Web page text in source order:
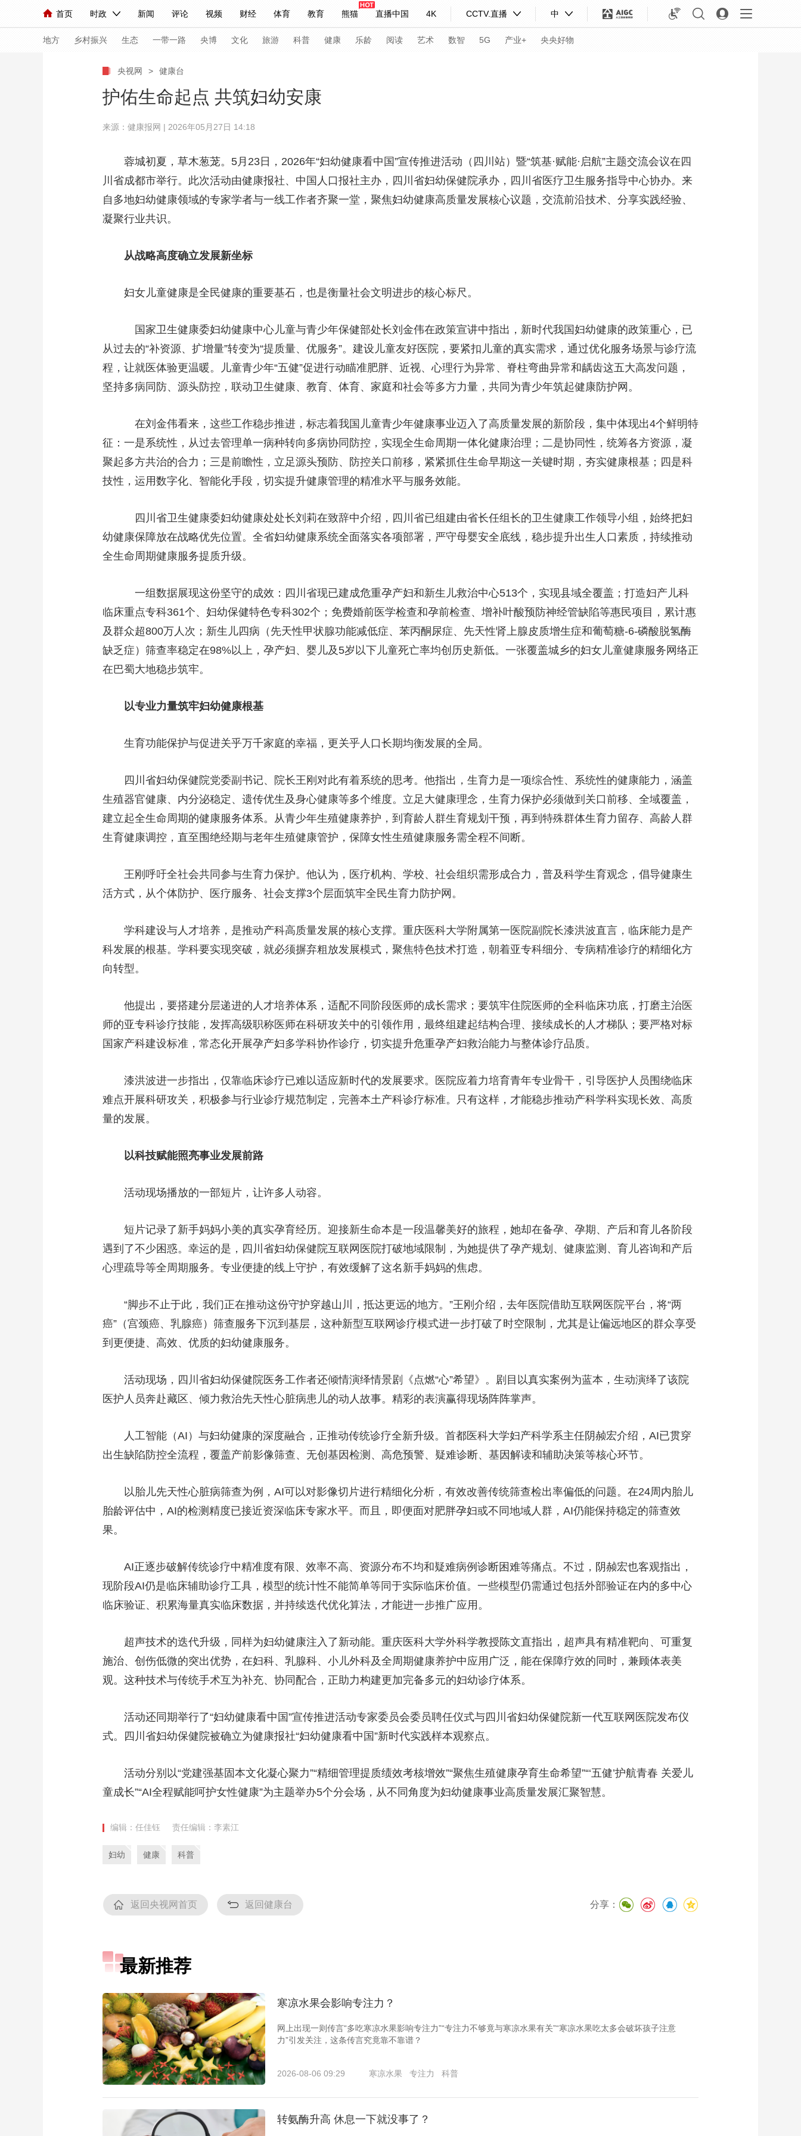
首页 时政 新闻 评论 视频 财经 体育 教育 熊猫 直播中国 4K CCTV.直播 中
人民领袖习近平 联播+ 中国领导人 央视快评 习式妙语 热解读 天天学习
直播 栏目大全 节目单 听音 微视频 主持人 下载央视影音
海外频道 iPanda English Монгол
地方 乡村振兴 生态 一带一路 央博 文化 旅游 科普 健康 乐龄 阅读 艺术 数智 5G 产业+ 央央好物
人民领袖习近平 联播+ 热解读 天天学习 习式妙语 央视快评 央视网评 光华锐评 锋面
小央视频 小央直播 直播中国 熊猫频道 VR/AR 4K专区 全景新闻
前线 比划 快看 蓝海中国 新兵请入列 人生第一次 人生第二次
CCTV奥林匹克频道 生活体育大会
乡村振兴 生态环境 一带一路 非遗 文化 旅游 科普
CCTV.节目官网 直播 节目单 栏目 片库 热播榜 总台企业白名单
央视网 > 健康台
护佑生命起点 共筑妇幼安康
来源：健康报网 | 2026年05月27日 14:18
蓉城初夏，草木葱茏。5月23日，2026年“妇幼健康看中国”宣传推进活动（四川站）暨“筑基·赋能·启航”主题交流会议在四
川省成都市举行。此次活动由健康报社、中国人口报社主办，四川省妇幼保健院承办，四川省医疗卫生服务指导中心协办。来
自多地妇幼健康领域的专家学者与一线工作者齐聚一堂，聚焦妇幼健康高质量发展核心议题，交流前沿技术、分享实践经验、
凝聚行业共识。
从战略高度确立发展新坐标
妇女儿童健康是全民健康的重要基石，也是衡量社会文明进步的核心标尺。
国家卫生健康委妇幼健康中心儿童与青少年保健部处长刘金伟在政策宣讲中指出，新时代我国妇幼健康的政策重心，已
从过去的“补资源、扩增量”转变为“提质量、优服务”。建设儿童友好医院，要紧扣儿童的真实需求，通过优化服务场景与诊疗流
程，让就医体验更温暖。儿童青少年“五健”促进行动瞄准肥胖、近视、心理行为异常、脊柱弯曲异常和龋齿这五大高发问题，
坚持多病同防、源头防控，联动卫生健康、教育、体育、家庭和社会等多方力量，共同为青少年筑起健康防护网。
在刘金伟看来，这些工作稳步推进，标志着我国儿童青少年健康事业迈入了高质量发展的新阶段，集中体现出4个鲜明特
征：一是系统性，从过去管理单一病种转向多病协同防控，实现全生命周期一体化健康治理；二是协同性，统筹各方资源，凝
聚起多方共治的合力；三是前瞻性，立足源头预防、防控关口前移，紧紧抓住生命早期这一关键时期，夯实健康根基；四是科
技性，运用数字化、智能化手段，切实提升健康管理的精准水平与服务效能。
四川省卫生健康委妇幼健康处处长刘莉在致辞中介绍，四川省已组建由省长任组长的卫生健康工作领导小组，始终把妇
幼健康保障放在战略优先位置。全省妇幼健康系统全面落实各项部署，严守母婴安全底线，稳步提升出生人口素质，持续推动
全生命周期健康服务提质升级。
一组数据展现这份坚守的成效：四川省现已建成危重孕产妇和新生儿救治中心513个，实现县域全覆盖；打造妇产儿科
临床重点专科361个、妇幼保健特色专科302个；免费婚前医学检查和孕前检查、增补叶酸预防神经管缺陷等惠民项目，累计惠
及群众超800万人次；新生儿四病（先天性甲状腺功能减低症、苯丙酮尿症、先天性肾上腺皮质增生症和葡萄糖-6-磷酸脱氢酶
缺乏症）筛查率稳定在98%以上，孕产妇、婴儿及5岁以下儿童死亡率均创历史新低。一张覆盖城乡的妇女儿童健康服务网络正
在巴蜀大地稳步筑牢。
以专业力量筑牢妇幼健康根基
生育功能保护与促进关乎万千家庭的幸福，更关乎人口长期均衡发展的全局。
四川省妇幼保健院党委副书记、院长王刚对此有着系统的思考。他指出，生育力是一项综合性、系统性的健康能力，涵盖
生殖器官健康、内分泌稳定、遗传优生及身心健康等多个维度。立足大健康理念，生育力保护必须做到关口前移、全域覆盖，
建立起全生命周期的健康服务体系。从青少年生殖健康养护，到育龄人群生育规划干预，再到特殊群体生育力留存、高龄人群
生育健康调控，直至围绝经期与老年生殖健康管护，保障女性生殖健康服务需全程不间断。
王刚呼吁全社会共同参与生育力保护。他认为，医疗机构、学校、社会组织需形成合力，普及科学生育观念，倡导健康生
活方式，从个体防护、医疗服务、社会支撑3个层面筑牢全民生育力防护网。
学科建设与人才培养，是推动产科高质量发展的核心支撑。重庆医科大学附属第一医院副院长漆洪波直言，临床能力是产
科发展的根基。学科要实现突破，就必须摒弃粗放发展模式，聚焦特色技术打造，朝着亚专科细分、专病精准诊疗的精细化方
向转型。
他提出，要搭建分层递进的人才培养体系，适配不同阶段医师的成长需求；要筑牢住院医师的全科临床功底，打磨主治医
师的亚专科诊疗技能，发挥高级职称医师在科研攻关中的引领作用，最终组建起结构合理、接续成长的人才梯队；要严格对标
国家产科建设标准，常态化开展孕产妇多学科协作诊疗，切实提升危重孕产妇救治能力与整体诊疗品质。
漆洪波进一步指出，仅靠临床诊疗已难以适应新时代的发展要求。医院应着力培育青年专业骨干，引导医护人员围绕临床
难点开展科研攻关，积极参与行业诊疗规范制定，完善本土产科诊疗标准。只有这样，才能稳步推动产科学科实现长效、高质
量的发展。
以科技赋能照亮事业发展前路
活动现场播放的一部短片，让许多人动容。
短片记录了新手妈妈小美的真实孕育经历。迎接新生命本是一段温馨美好的旅程，她却在备孕、孕期、产后和育儿各阶段
遇到了不少困惑。幸运的是，四川省妇幼保健院互联网医院打破地域限制，为她提供了孕产规划、健康监测、育儿咨询和产后
心理疏导等全周期服务。专业便捷的线上守护，有效缓解了这名新手妈妈的焦虑。
“脚步不止于此，我们正在推动这份守护穿越山川，抵达更远的地方。”王刚介绍，去年医院借助互联网医院平台，将“两
癌”（宫颈癌、乳腺癌）筛查服务下沉到基层，这种新型互联网诊疗模式进一步打破了时空限制，尤其是让偏远地区的群众享受
到更便捷、高效、优质的妇幼健康服务。
活动现场，四川省妇幼保健院医务工作者还倾情演绎情景剧《点燃“心”希望》。剧目以真实案例为蓝本，生动演绎了该院
医护人员奔赴藏区、倾力救治先天性心脏病患儿的动人故事。精彩的表演赢得现场阵阵掌声。
人工智能（AI）与妇幼健康的深度融合，正推动传统诊疗全新升级。首都医科大学妇产科学系主任阴赪宏介绍，AI已贯穿
出生缺陷防控全流程，覆盖产前影像筛查、无创基因检测、高危预警、疑难诊断、基因解读和辅助决策等核心环节。
以胎儿先天性心脏病筛查为例，AI可以对影像切片进行精细化分析，有效改善传统筛查检出率偏低的问题。在24周内胎儿
胎龄评估中，AI的检测精度已接近资深临床专家水平。而且，即便面对肥胖孕妇或不同地域人群，AI仍能保持稳定的筛查效
果。
AI正逐步破解传统诊疗中精准度有限、效率不高、资源分布不均和疑难病例诊断困难等痛点。不过，阴赪宏也客观指出，
现阶段AI仍是临床辅助诊疗工具，模型的统计性不能简单等同于实际临床价值。一些模型仍需通过包括外部验证在内的多中心
临床验证、积累海量真实临床数据，并持续迭代优化算法，才能进一步推广应用。
超声技术的迭代升级，同样为妇幼健康注入了新动能。重庆医科大学外科学教授陈文直指出，超声具有精准靶向、可重复
施治、创伤低微的突出优势，在妇科、乳腺科、小儿外科及全周期健康养护中应用广泛，能在保障疗效的同时，兼顾体表美
观。这种技术与传统手术互为补充、协同配合，正助力构建更加完备多元的妇幼诊疗体系。
活动还同期举行了“妇幼健康看中国”宣传推进活动专家委员会委员聘任仪式与四川省妇幼保健院新一代互联网医院发布仪
式。四川省妇幼保健院被确立为健康报社“妇幼健康看中国”新时代实践样本观察点。
活动分别以“党建强基固本文化凝心聚力”“精细管理提质绩效考核增效”“聚焦生殖健康孕育生命希望”“‘五健’护航青春 关爱儿
童成长”“AI全程赋能呵护女性健康”为主题举办5个分会场，从不同角度为妇幼健康事业高质量发展汇聚智慧。
编辑：任佳钰 责任编辑：李素江
妇幼 健康 科普
返回央视网首页 返回健康台 分享：
最新推荐
寒凉水果会影响专注力？
网上出现一则传言“多吃寒凉水果影响专注力”“专注力不够竟与寒凉水果有关”“寒凉水果吃太多会破坏孩子注意
力”引发关注，这条传言究竟靠不靠谱？
2026-08-06 09:29 寒凉水果 专注力 科普
转氨酶升高 休息一下就没事了？